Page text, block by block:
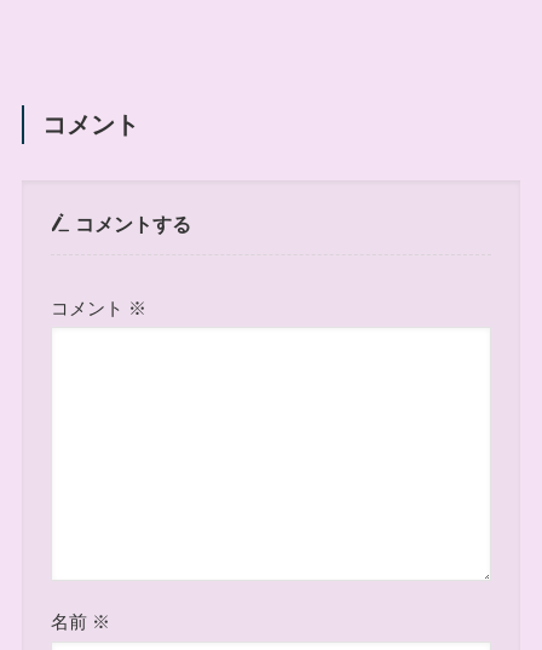
コメント
コメントする
コメント ※
名前 ※